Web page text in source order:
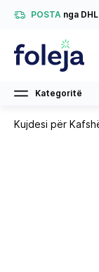
POSTA nga DHL
Kategoritë
Kujdesi për